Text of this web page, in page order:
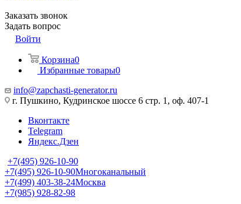
Заказать звонок
Задать вопрос
Войти
Корзина0
Избранные товары0
info@zapchasti-generator.ru
г. Пушкино, Кудринское шоссе 6 стр. 1, оф. 407-1
Вконтакте
Telegram
Яндекс.Дзен
+7(495) 926-10-90
+7(495) 926-10-90Многоканальный
+7(499) 403-38-24Москва
+7(985) 928-82-98